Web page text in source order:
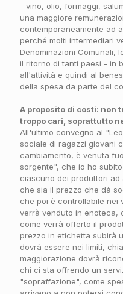
- vino, olio, formaggi,
una maggiore
contemporaneamente ad
perché molti intermediari
Denominazioni Comunali,
il ritorno di tanti paesi - in
all'attività e quindi al
della spesa da parte del
A proposito di costi: non
troppo cari, soprattutto
All'ultimo convegno al
sociale di ragazzi giovani
cambiamento, è venuta
sorgente", che io ho
ciascuno dei produttori
che sia il prezzo che dà
che poi è controllabile nei
verrà venduto in enoteca,
come verrà offerto il
prezzo in etichetta subirà
dovrà essere nei limiti,
maggiorazione dovrà
chi ci sta offrendo un
"sopraffazione", come